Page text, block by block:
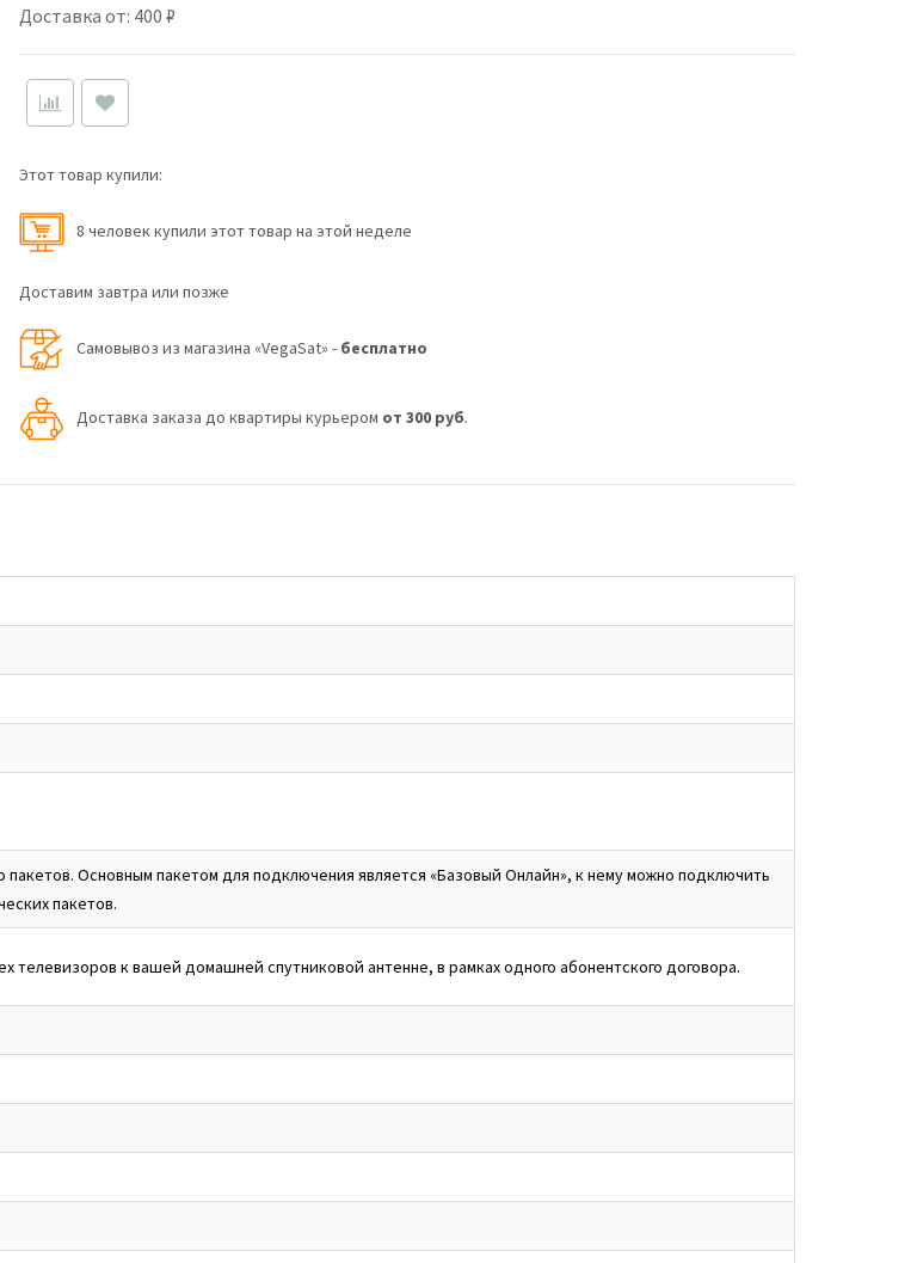
Доставка от: 400 ₽
Этот товар купили:
8 человек купили этот товар на этой неделе
Доставим завтра или позже
Самовывоз из магазина «VegaSat» - бесплатно
Доставка заказа до квартиры курьером от 300 руб.
Основным пакетом для подключения является «Базовый Онлайн», к нему можно подключить
пакетов.
телевизоров к вашей домашней спутниковой антенне, в рамках одного абонентского договора.